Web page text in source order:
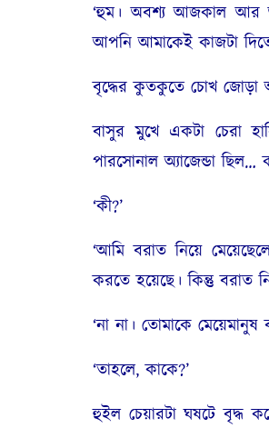
‘হুম। অবশ্য আজকাল আর
আপনি আমাকেই কাজটা
বৃদ্ধের কুতকুতে চোখ
বাসুর মুখে একটা চেরা
পারসোনাল অ্যাজেন্ডা
‘কী?’
‘আমি বরাত নিয়ে
করতে হয়েছে। কিন্তু বরাত
‘না না। তোমাকে মেয়েমানুষ
‘তাহলে,কাকে?’
হুইল চেয়ারটা ঘষটে বৃদ্ধ